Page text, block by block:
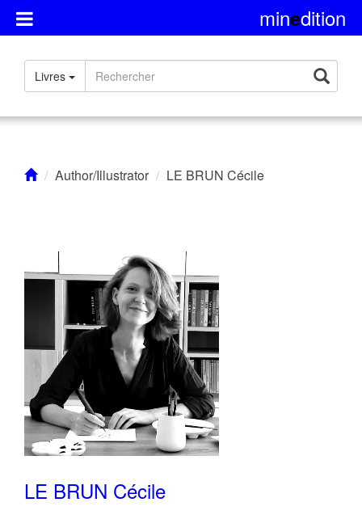
minedition
Rights
Contact
Livres
Author/Illustrator LE BRUN Cécile
LE BRUN Cécile